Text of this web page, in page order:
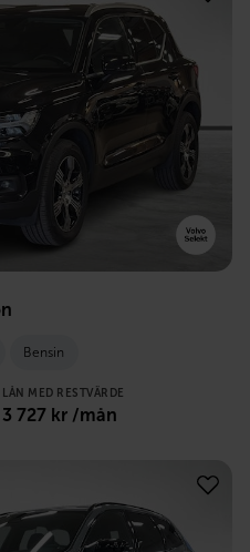
Bensin
LÅN MED RESTVÄRDE
3 727 kr /mån